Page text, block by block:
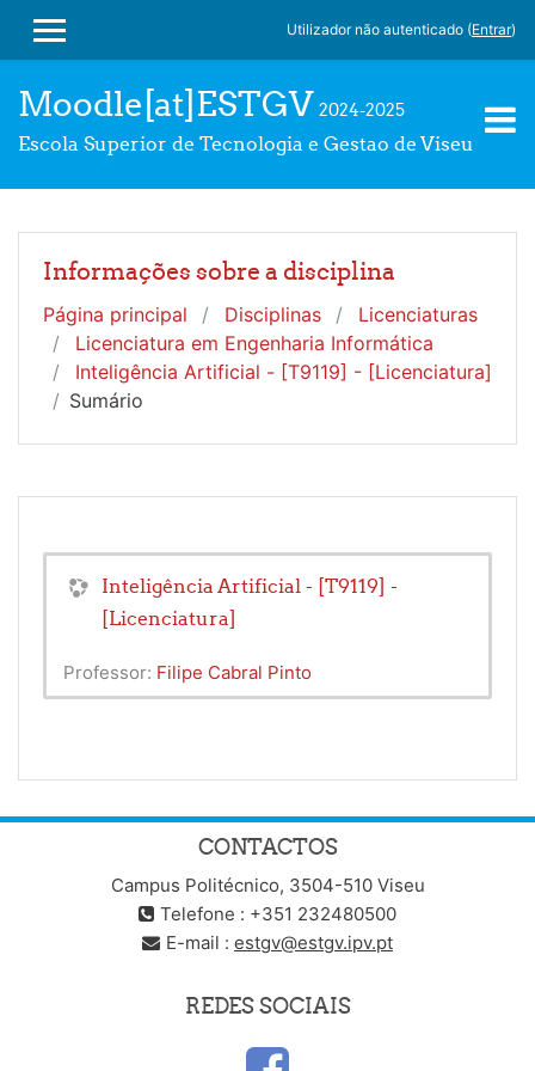
PAINEL LATERAL
Utilizador não autenticado (Entrar)
Moodle[at]ESTGV 2024-2025
Escola Superior de Tecnologia e Gestao de Viseu
Informações sobre a disciplina
Página principal Disciplinas
Licenciaturas
Licenciatura em Engenharia Informática
Inteligência Artificial - [T9119] - [Licenciatura]
Sumário
Inteligência Artificial - [T9119] -
[Licenciatura]
Professor: Filipe Cabral Pinto
CONTACTOS
Campus Politécnico, 3504-510 Viseu
Telefone : +351 232480500
E-mail : estgv@estgv.ipv.pt
REDES SOCIAIS